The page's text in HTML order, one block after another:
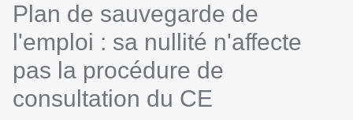
Plan de sauvegarde de
l'emploi : sa nullité n'affecte
pas la procédure de
consultation du CE